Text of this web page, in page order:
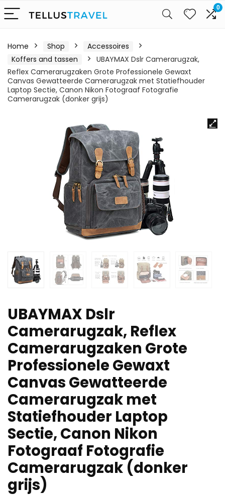
0
Home Shop
Accessoires
Koffers and tassen
UBAYMAX Dslr Camerarugzak,
Reflex Camerarugzaken Grote Professionele Gewaxt
Canvas Gewatteerde Camerarugzak met Statiefhouder
Laptop Sectie, Canon Nikon Fotograaf Fotografie
Camerarugzak (donker grijs)
UBAYMAX Dslr
Camerarugzak, Reflex
Camerarugzaken Grote
Professionele Gewaxt
Canvas Gewatteerde
Camerarugzak met
Statiefhouder Laptop
Sectie, Canon Nikon
Fotograaf Fotografie
Camerarugzak (donker
grijs)